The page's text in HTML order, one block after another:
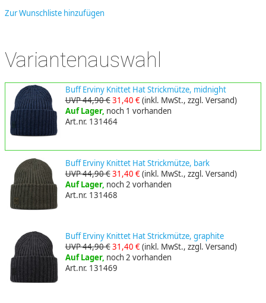
Zur Wunschliste hinzufügen
Variantenauswahl
Buff Erviny Knittet Hat Strickmütze, midnight
UVP 44,90 €31,40 €(inkl. MwSt., zzgl. Versand)
Auf Lager, noch 1 vorhanden
Art.nr. 131464
Buff Erviny Knittet Hat Strickmütze, bark
UVP 44,90 €31,40 €(inkl. MwSt., zzgl. Versand)
Auf Lager, noch 2 vorhanden
Art.nr. 131468
Buff Erviny Knittet Hat Strickmütze, graphite
UVP 44,90 €31,40 €(inkl. MwSt., zzgl. Versand)
Auf Lager, noch 2 vorhanden
Art.nr. 131469